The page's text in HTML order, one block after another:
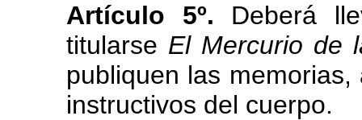
Artículo 5º. Deberá
titularse El Mercurio de
publiquen las
instructivos del cuerpo.